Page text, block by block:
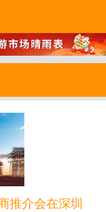
推介会在深圳